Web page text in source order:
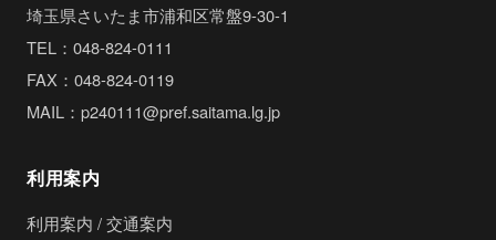
埼玉県さいたま市浦和区常盤9-30-1
TEL：048-824-0111
FAX：048-824-0119
MAIL：p240111@pref.saitama.lg.jp
利用案内
利用案内 / 交通案内